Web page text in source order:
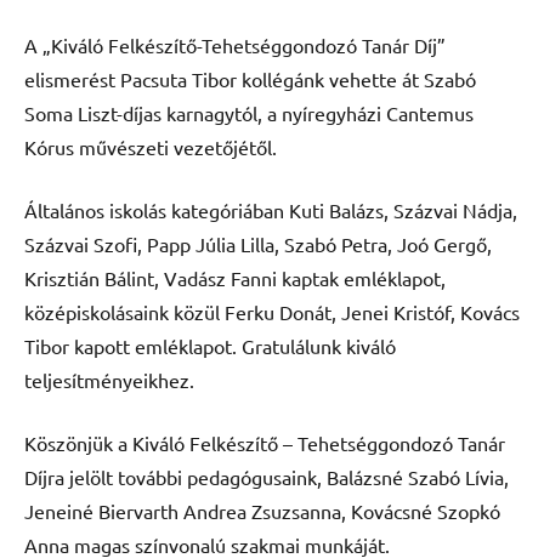
A „Kiváló Felkészítő-Tehetséggondozó Tanár Díj”
elismerést Pacsuta Tibor kollégánk vehette át Szabó
Soma Liszt-díjas karnagytól, a nyíregyházi Cantemus
Kórus művészeti vezetőjétől.
Általános iskolás kategóriában Kuti Balázs, Százvai Nádja,
Százvai Szofi, Papp Júlia Lilla, Szabó Petra, Joó Gergő,
Krisztián Bálint, Vadász Fanni kaptak emléklapot,
középiskolásaink közül Ferku Donát, Jenei Kristóf, Kovács
Tibor kapott emléklapot. Gratulálunk kiváló
teljesítményeikhez.
Köszönjük a Kiváló Felkészítő – Tehetséggondozó Tanár
Díjra jelölt további pedagógusaink, Balázsné Szabó Lívia,
Jeneiné Biervarth Andrea Zsuzsanna, Kovácsné Szopkó
Anna magas színvonalú szakmai munkáját.